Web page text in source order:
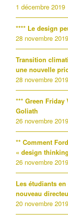
1 décembre 2019
**** Le design
28 novembre 2019
Transition
une nouvelle
28 novembre 2019
*** Green
Goliath
26 novembre 2019
** Comment
« design
26 novembre 2019
Les étudiants
nouveau
20 novembre 2019